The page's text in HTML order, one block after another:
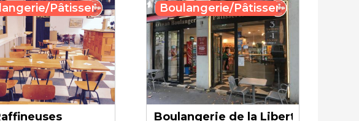
Pâtisserie
Boulangerie de la Liberté
Boulangerie/Pâtisserie